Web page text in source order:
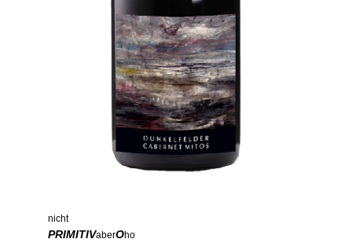
nicht
PRIMITIVaberOho